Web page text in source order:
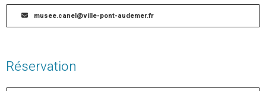
musee.canel@ville-pont-audemer.fr
Réservation